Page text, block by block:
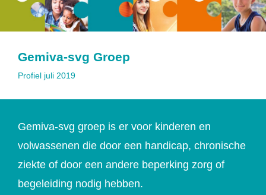
Gemiva-svg Groep
Profiel juli 2019
Gemiva-svg groep is er voor kinderen en
volwassenen die door een handicap, chronische
ziekte of door een andere beperking zorg of
begeleiding nodig hebben.